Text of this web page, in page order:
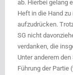
ab. Hierbei gelang
Heft in die Hand zu
aufzudrücken.
SG nicht
verdanken, die
Unter anderem
Führung der Partie